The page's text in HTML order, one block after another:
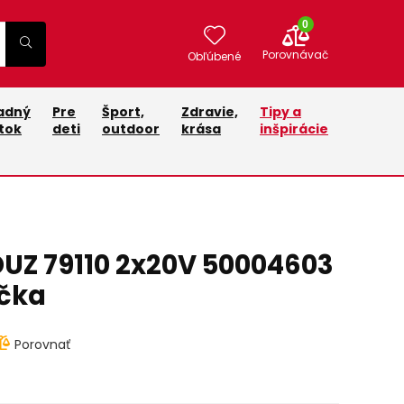
Obľúbené
0
Porovnávač
Pre
deti
Šport,
outdoor
Zdravie,
krása
Tipy a
inšpirácie
79110 2x20V 50004603
Porovnať